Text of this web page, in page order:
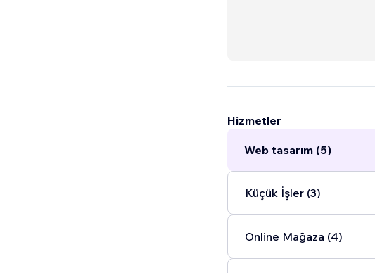
Hizmetler
Web tasarım (5)
Küçük İşler (3)
Online Mağaza (4)